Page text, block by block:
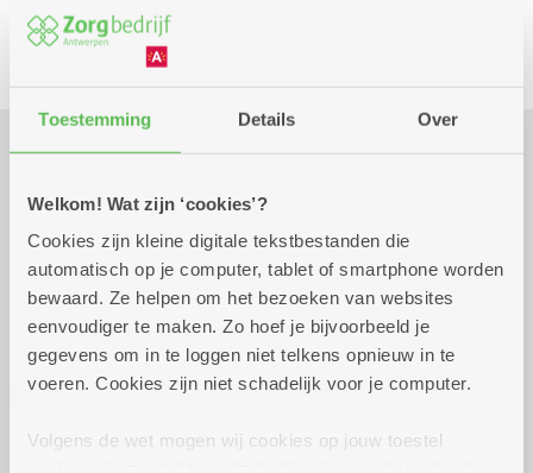
Toestemming Details Over
Welkom! Wat zijn ‘cookies’?
Cookies zijn kleine digitale tekstbestanden die
automatisch op je computer, tablet of smartphone worden
bewaard. Ze helpen om het bezoeken van websites
eenvoudiger te maken. Zo hoef je bijvoorbeeld je
gegevens om in te loggen niet telkens opnieuw in te
voeren. Cookies zijn niet schadelijk voor je computer.
Volgens de wet mogen wij cookies op jouw toestel
Spel
Praktisch
Wekelijks op maandag tot 31
december 2026
10.00 uur tot
17.00 uur
gratis